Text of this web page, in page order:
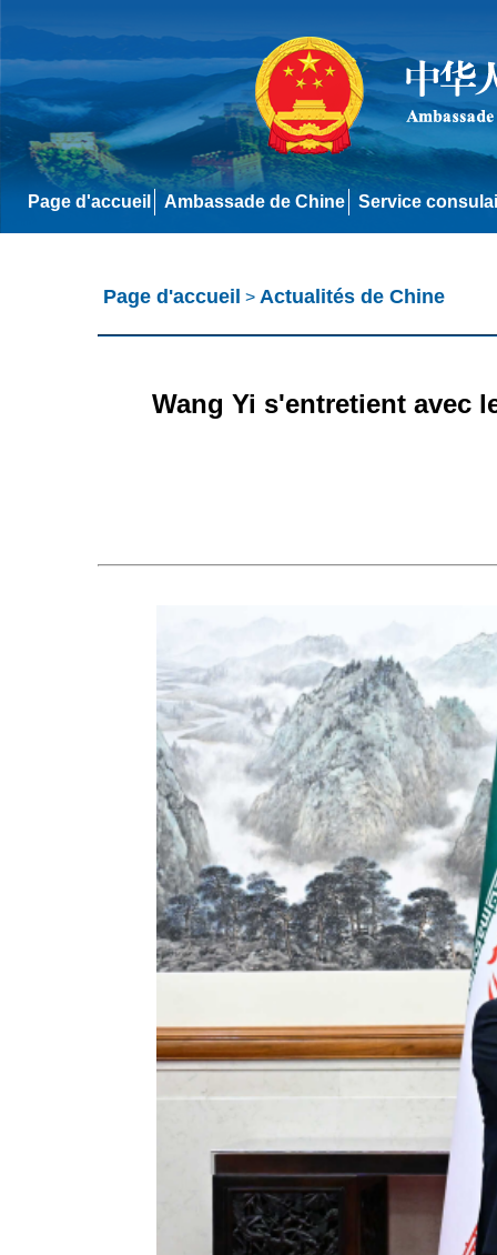
Page d'accueil Ambassade de Chine Service
Page d'accueil > Actualités de Chine
Wang Yi s'entretient avec